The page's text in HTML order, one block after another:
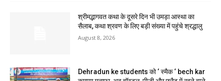
श्रीमद्भागवत कथा के दूसरे दिन भी उमड़ा आस्था का
सैलाब, कथा श्रवण के लिए बड़ी संख्या में पहुंचे श्रद्धालु
August 8, 2026
Dehradun ke students को ‘ स्मैक ‘ bech kar